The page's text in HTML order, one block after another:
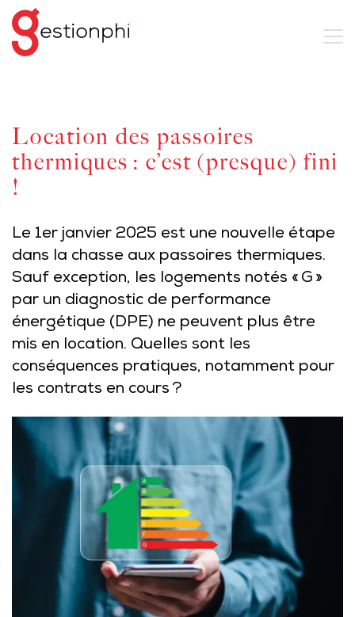
Location des passoires
thermiques : c’est (presque) fini
!
Le 1er janvier 2025 est une nouvelle étape
dans la chasse aux passoires thermiques.
Sauf exception, les logements notés « G »
par un diagnostic de performance
énergétique (DPE) ne peuvent plus être
mis en location. Quelles sont les
conséquences pratiques, notamment pour
les contrats en cours ?